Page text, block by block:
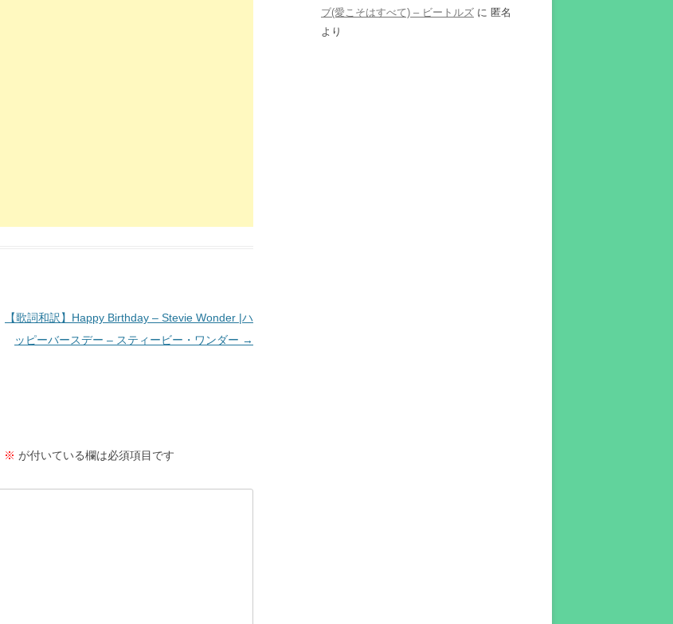
【歌詞和訳】Happy Birthday – Stevie Wonder |ハ
ッピーバースデー – スティービー・ワンダー →
※ が付いている欄は必須項目です
ブ(愛こそはすべて) – ビートルズ に 匿名
より